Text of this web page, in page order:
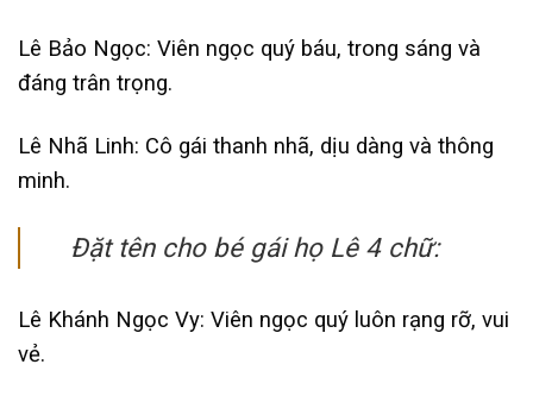
Lê Bảo Ngọc: Viên ngọc quý báu, trong sáng và
đáng trân trọng.
Lê Nhã Linh: Cô gái thanh nhã, dịu dàng và thông
minh.
Đặt tên cho bé gái họ Lê 4 chữ:
Lê Khánh Ngọc Vy: Viên ngọc quý luôn rạng rỡ, vui
vẻ.